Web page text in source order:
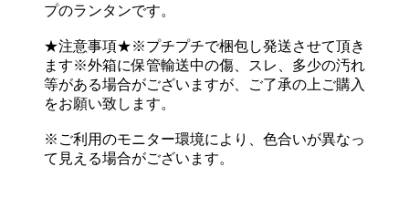
プのランタンです。
★注意事項★※プチプチで梱包し発送させて頂き
ます※外箱に保管輸送中の傷、スレ、多少の汚れ
等がある場合がございますが、ご了承の上ご購入
をお願い致します。
※ご利用のモニター環境により、色合いが異なっ
て見える場合がございます。